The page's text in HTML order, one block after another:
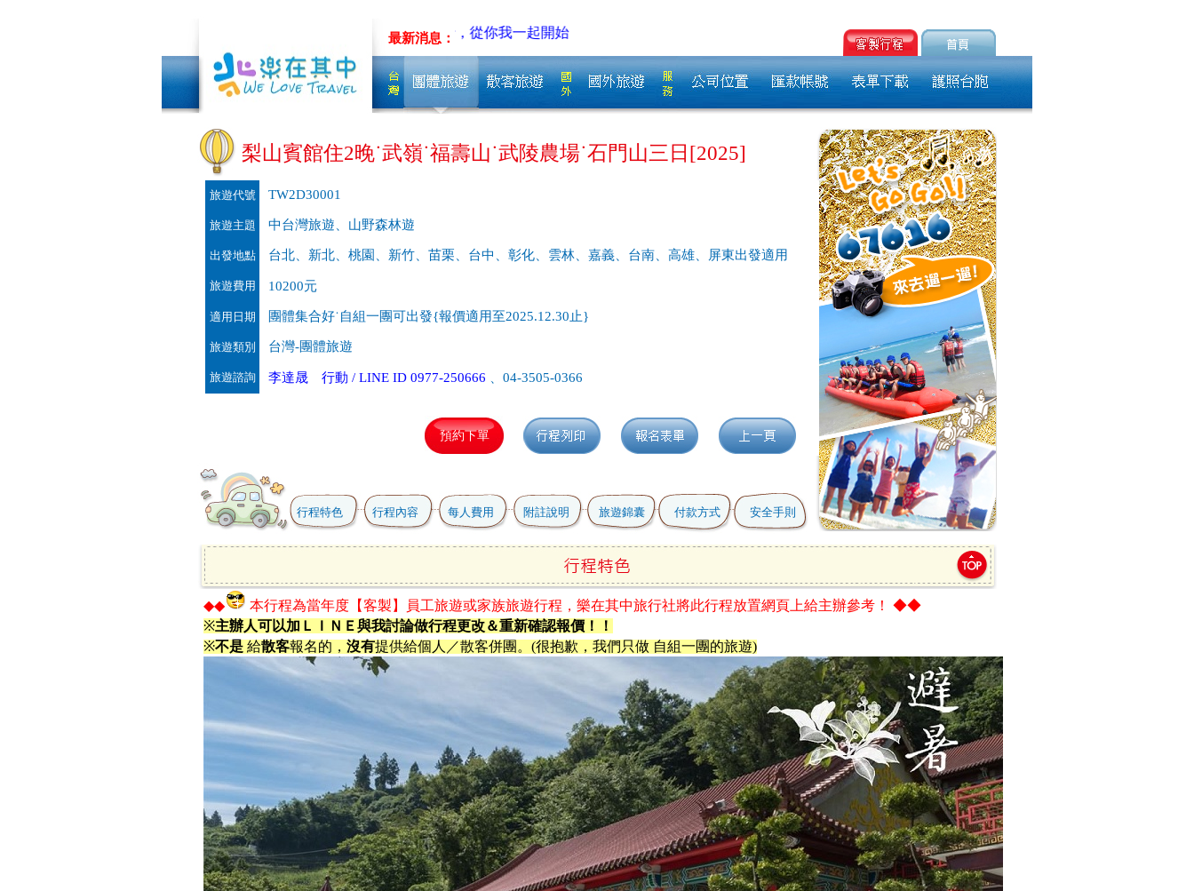
最新消息：
低碳旅行，從你我一起開始
梨山賓館住2晚˙武嶺˙福壽山˙武陵農場˙石門山三日[2025]
旅遊代號 TW2D30001
旅遊主題 中台灣旅遊、山野森林遊
出發地點 台北、新北、桃園、新竹、苗栗、台中、彰化、雲林、嘉義、台南、高雄、屏東出發適用
旅遊費用 10200元
適用日期 團體集合好˙自組一團可出發{報價適用至2025.12.30止}
旅遊類別 台灣-團體旅遊
旅遊諮詢 李達晟 行動 / LINE ID 0977-250666 、04-3505-0366
行程特色 行程內容 每人費用 附註說明 旅遊錦囊 付款方式 安全手則
◆◆ 本行程為當年度【客製】員工旅遊或家族旅遊行程，樂在其中旅行社將此行程放置網頁上給主辦參考 ！ ◆◆
※主辦人可以加ＬＩＮＥ與我討論做行程更改＆重新確認報價！！
※不是 給散客報名的， 沒有提供給個人／散客併團。(很抱歉，我們只做 自組一團的旅遊)